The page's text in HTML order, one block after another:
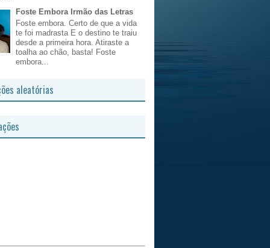
Foste Embora Irmão das Letras
Foste embora. Certo de que a vida
te foi madrasta E o destino te traiu
desde a primeira hora. Atiraste a
toalha ao chão, basta! Foste
embora...
aleatórias